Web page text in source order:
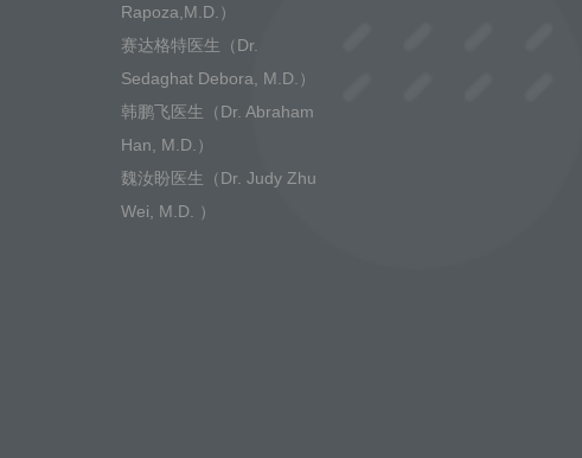
Rapoza,M.D.）
赛达格特医生（Dr.
Sedaghat Debora, M.D.）
韩鹏飞医生（Dr. Abraham
Han, M.D.）
魏汝盼医生（Dr. Judy Zhu
Wei, M.D. ）